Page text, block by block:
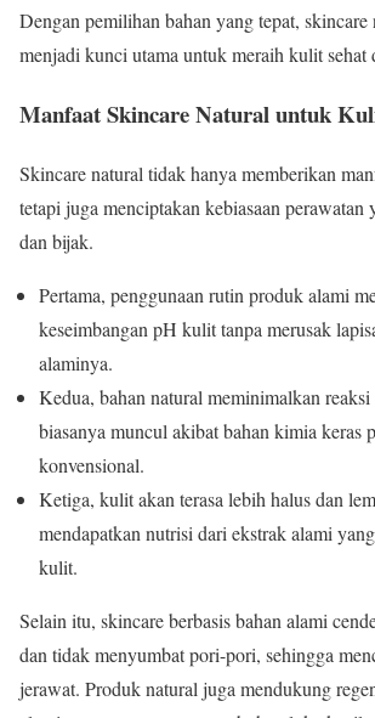
Dengan pemilihan bahan yang tepat, skincare
menjadi kunci utama untuk meraih kulit sehat
Manfaat Skincare Natural untuk
Skincare natural tidak hanya memberikan
tetapi juga menciptakan kebiasaan perawatan
dan bijak.
Pertama, penggunaan rutin produk alami
keseimbangan pH kulit tanpa merusak
alaminya.
Kedua, bahan natural meminimalkan
biasanya muncul akibat bahan kimia keras
konvensional.
Ketiga, kulit akan terasa lebih halus dan
mendapatkan nutrisi dari ekstrak alami
kulit.
Selain itu, skincare berbasis bahan alami
dan tidak menyumbat pori-pori, sehingga
jerawat. Produk natural juga mendukung